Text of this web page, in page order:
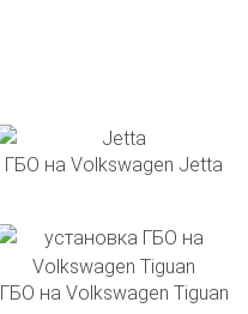
ГБО на Volkswagen Jetta
ГБО на Volkswagen Tiguan